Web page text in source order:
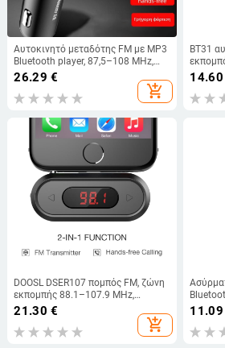
Αυτοκινητό μεταδότης FM με MP3
Bluetooth player, 87,5–108 MHz,
20–20 kHz, παραμόρφωση <3%,
εμβέλεια 5 m, 12–24 V
26.29 €
add_shopping_cart
BT31
108.0
14.60
DOOSL DSER107 πομπός FM, ζώνη
εκπομπής 88.1–107.9 MHz,
απόκριση συχνοτήτων 20–20 kHz,
4.2 V, 25 mA, παραμόρφωση 1%
21.30 €
add_shopping_cart
11.09